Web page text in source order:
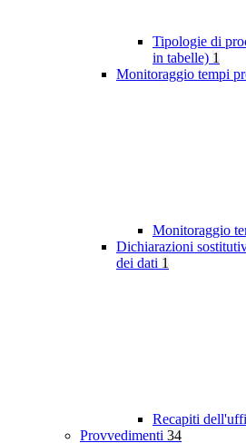
Tipologie di
in tabelle) 1
Monitoraggio tempi
Monitoraggio
Dichiarazioni
dei dati 1
Recapiti
Provvedimenti 34